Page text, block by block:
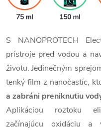
S NANOPROTECH
prístroje pred vodou a
životu. Jedinečným
tenký film z nanočastíc,
a zabráni preniknutiu
Aplikáciou roztoku
začínajúcu oxidáciu a